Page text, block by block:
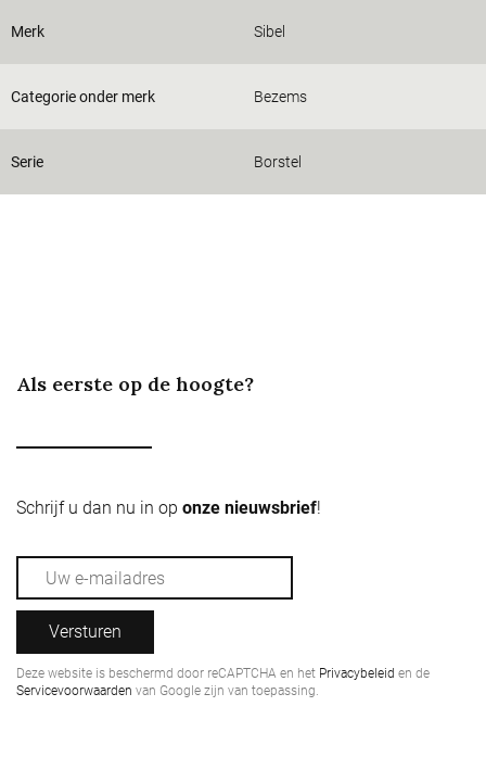
Merk Sibel
Categorie onder merk Bezems
Serie Borstel
Als eerste op de hoogte?
Schrijf u dan nu in op onze nieuwsbrief!
Versturen
Deze website is beschermd door reCAPTCHA en het Privacybeleid en de
Servicevoorwaarden van Google zijn van toepassing.